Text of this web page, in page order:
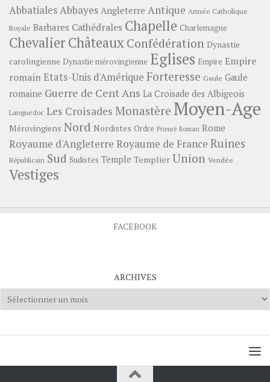
AbbatialesAbbayes Angleterre Antique Armée Catholique
Royale Barbares Cathédrales Chapelle Charlemagne
ChevalierChâteauxConfédération Dynastie
carolingienne Dynastie mérovingienne Eglises Empire Empire
romainEtats-Unis d'Amérique Forteresse Gaule Gaule
romaine Guerre de Cent Ans La Croisade des Albigeois
Languedoc Les Croisades Monastère Moyen-Age
Mérovingiens Nord Nordistes Ordre Prieuré Roman Rome
Royaume d'Angleterre Royaume de France Ruines
Républicain Sud Sudistes Temple Templier Union Vendée
Vestiges
FACEBOOK
ARCHIVES
Archives